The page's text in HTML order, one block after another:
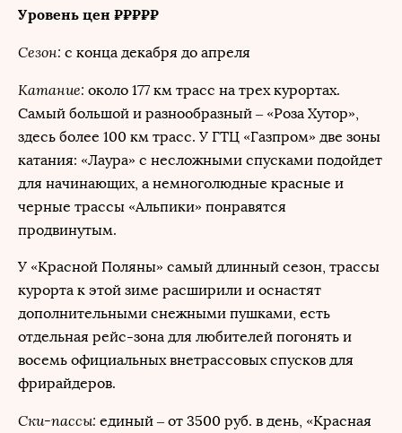
Уровень цен ₽₽₽₽₽
Сезон: с конца декабря до апреля
Катание: около 177 км трасс на трех курортах.
Самый большой и разнообразный – «Роза Хутор»,
здесь более 100 км трасс. У ГТЦ «Газпром» две зоны
катания: «Лаура» с несложными спусками подойдет
для начинающих, а немноголюдные красные и
черные трассы «Альпики» понравятся
продвинутым.
У «Красной Поляны» самый длинный сезон, трассы
курорта к этой зиме расширили и оснастят
дополнительными снежными пушками, есть
отдельная рейс-зона для любителей погонять и
восемь официальных внетрассовых спусков для
фрирайдеров.
Ски-пассы: единый – от 3500 руб. в день, «Красная